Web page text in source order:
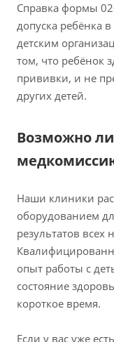
Справка формы
допуска ребёнка
детским
том, что ребёнок
прививки, и не
других детей.
Возможно
Наши клиники
оборудованием
результатов
опыт работы с
состояние
короткое время.
Если у вас уже